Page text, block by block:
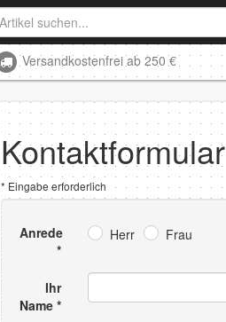
Versandkostenfrei ab 250 €
Kontaktformular
* Eingabe erforderlich
Anrede Herr Frau
Ihr
Name